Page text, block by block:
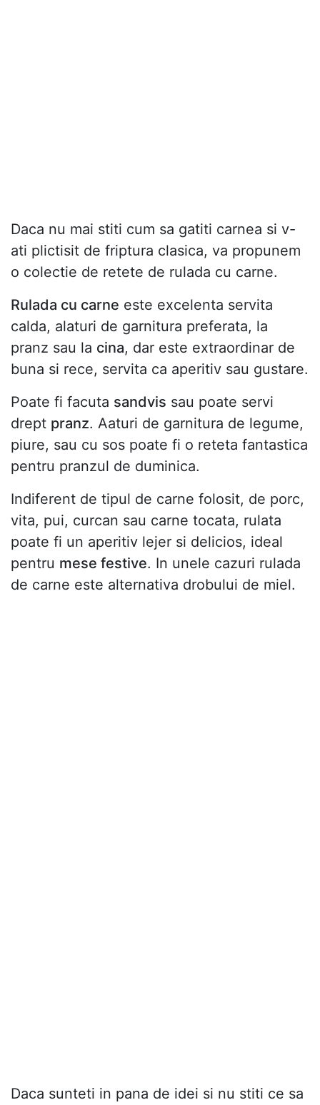
Daca nu mai stiti cum sa gatiti carnea si v-
ati plictisit de friptura clasica, va propunem
o colectie de retete de rulada cu carne.
Rulada cu carne este excelenta servita
calda, alaturi de garnitura preferata, la
pranz sau la cina, dar este extraordinar de
buna si rece, servita ca aperitiv sau gustare.
Poate fi facuta sandvis sau poate servi
drept pranz. Aaturi de garnitura de legume,
piure, sau cu sos poate fi o reteta fantastica
pentru pranzul de duminica.
Indiferent de tipul de carne folosit, de porc,
vita, pui, curcan sau carne tocata, rulata
poate fi un aperitiv lejer si delicios, ideal
pentru mese festive. In unele cazuri rulada
de carne este alternativa drobului de miel.
Daca sunteti in pana de idei si nu stiti ce sa